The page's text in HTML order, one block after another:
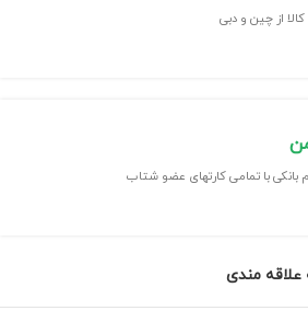
از چین و دبی
با تمامی کارتهای عضو شتاب
علاقه مندی